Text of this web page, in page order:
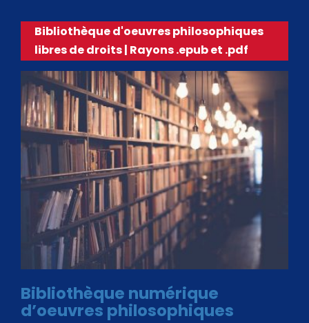
Bibliothèque d'oeuvres philosophiques
libres de droits | Rayons .epub et .pdf
Bibliothèque numérique
d’oeuvres philosophiques